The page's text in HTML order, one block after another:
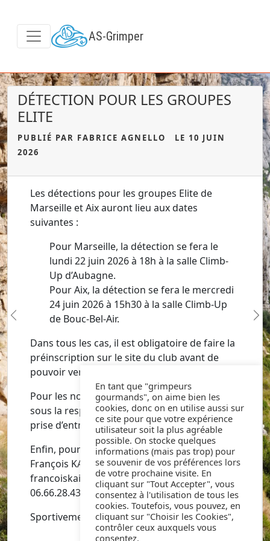
AS-Grimper
DÉTECTION POUR LES GROUPES
ELITE
PUBLIÉ PAR FABRICE AGNELLO
LE 10 JUIN
2026
Les détections pour les groupes Elite de
Marseille et Aix auront lieu aux dates
suivantes :
Pour Marseille, la détection se fera le
lundi 22 juin 2026 à 18h à la salle Climb-
Up d’Aubagne.
Pour Aix, la détection se fera le mercredi
24 juin 2026 à 15h30 à la salle Climb-Up
de Bouc-Bel-Air.
Dans tous les cas, il est obligatoire de faire la
préinscription sur le site du club avant de
pouvoir venir à la séance de détection.
Pour les non adhérents, la détection se fera
sous la responsabilité des parernts, avec une
prise d’entrée à la salle Climb-Up.
Enfin, pour Aix, il faut prendre contact avec
François KAISER (mail:
francoiskaiser.82@gmail.com, tel. :
06.66.28.43.98) avant de venir à la détection.
Sportivement.
Previous
En tant que "grimpeurs
gourmands", on aime bien les
cookies, donc on en utilise aussi sur
ce site pour que votre expérience
utilisateur soit la plus agréable
possible. On stocke quelques
informations (mais pas trop) pour
se souvenir de vos préférences lors
de votre prochaine visite. En
cliquant sur "Tout Accepter", vous
consentez à l'utilisation de tous les
cookies. Toutefois, vous pouvez, en
cliquant sur "Choisir les Cookies",
contrôler ceux auxquels vous
consentez.